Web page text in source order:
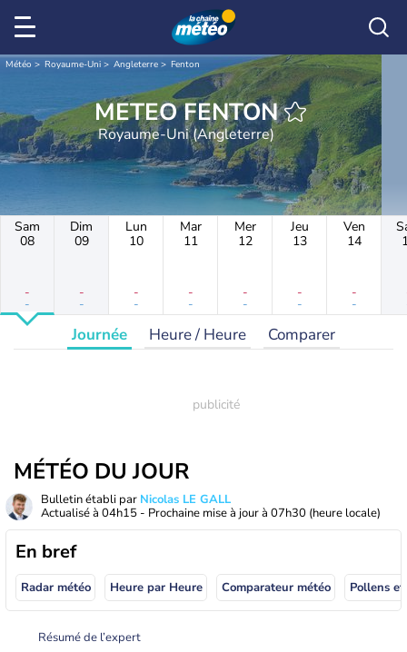
Météo Royaume-Uni Angleterre Fenton
METEO FENTON
Royaume-Uni (Angleterre)
Sam
08
-
-
Dim
09
-
-
Lun
10
-
-
Mar
11
-
-
Mer
12
-
-
Jeu
13
-
-
Ven
14
-
-
Journée Heure / Heure Comparer
MÉTÉO DU JOUR
Bulletin établi par Nicolas LE GALL
Actualisé à 04h15 - Prochaine mise à jour à 07h30 (heure locale)
En bref
Radar météo Heure par Heure Comparateur météo Pollens
Résumé de l’expert